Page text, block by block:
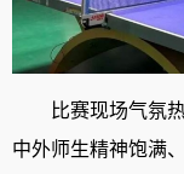
比赛现场气氛
中外师生精神饱满